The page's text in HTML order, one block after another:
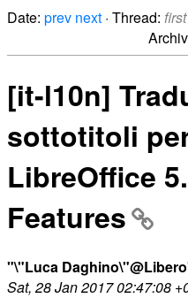
Date: prev next · Thread: first
[it-l10n]
sottotitoli
LibreOffice
Features
"\"Luca
Sat, 28 Jan 2017 02:47:08